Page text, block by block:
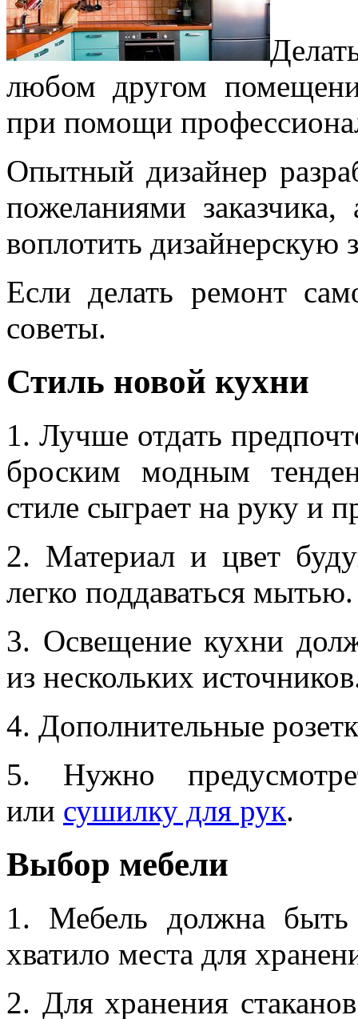
любом другом
при помощи
Опытный дизайнер
пожеланиями
воплотить дизайнерскую
Если делать ремонт
советы.
Стиль новой кухни
1. Лучше отдать
броским модным
стиле сыграет на руку и
2. Материал и цвет
легко поддаваться мытью.
3. Освещение кухни
из нескольких
4. Дополнительные
5. Нужно
или сушилку для рук.
Выбор мебели
1. Мебель должна
хватило места для
2. Для хранения